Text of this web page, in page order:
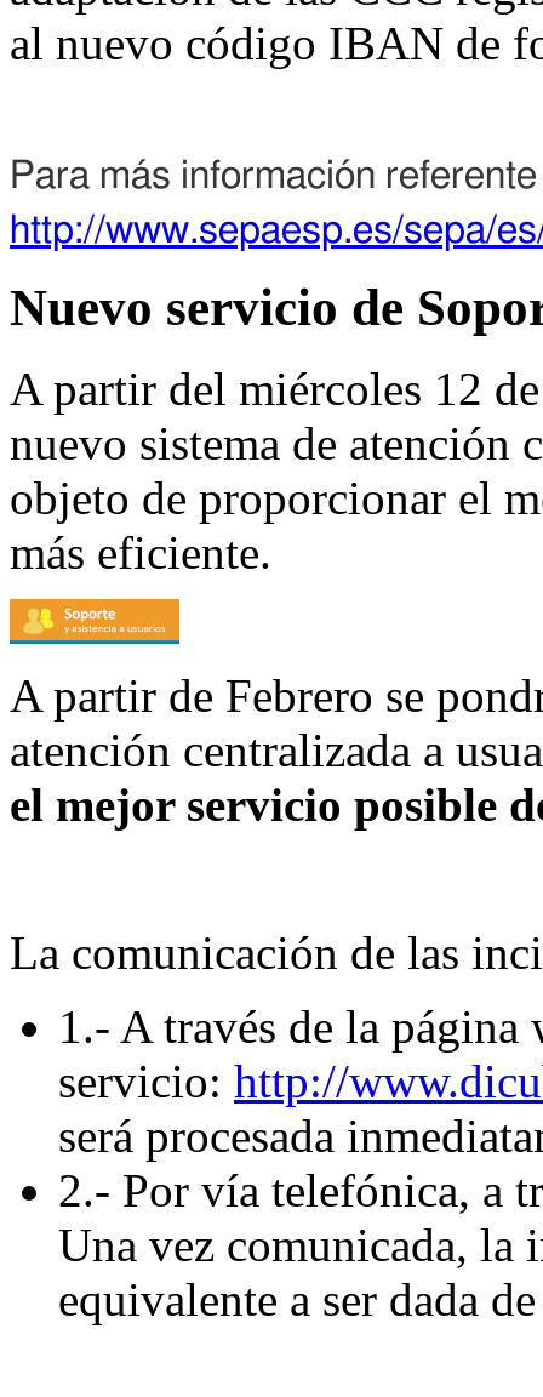
al nuevo código IBAN de
Para más información
http://www.sepaesp.es/sepa/
Nuevo servicio de
A partir del miércoles 12
nuevo sistema de atención
objeto de proporcionar el
más eficiente.
A partir de Febrero se
atención centralizada a
el mejor servicio posible
La comunicación de las
1.- A través de la página
servicio: http://
será procesada
2.- Por vía telefónica, a
Una vez comunicada, la
equivalente a ser dada